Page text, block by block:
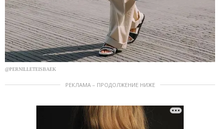
@PERNILLETEISBAEK
РЕКЛАМА – ПРОДОЛЖЕНИЕ НИЖЕ